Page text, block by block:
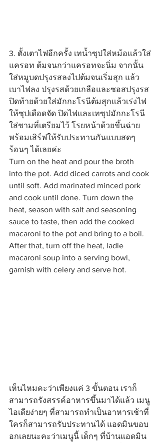
3. ตั้งเตาไฟอีกครั้ง เทน้ำซุปใส่หม้อแล้วใส่
แครอท ต้มจนกว่าแครอทจะนิ่ม จากนั้น
ใส่หมูบดปรุงรสลงไปต้มจนเริ่มสุก แล้ว
เบาไฟลง ปรุงรสด้วยเกลือและซอสปรุงรส
ปิดท้ายด้วยใส่มักกะโรนีต้มสุกแล้วเร่งไฟ
ให้ซุปเดือดจัด ปิดไฟและเทซุปมักกะโรนี
ใส่ชามที่เตรียมไว้ โรยหน้าด้วยขึ้นฉ่าย
พร้อมเสิร์ฟให้รับประทานกันแบบสดๆ
ร้อนๆ ได้เลยค่ะ
Turn on the heat and pour the broth
into the pot. Add diced carrots and cook
until soft. Add marinated minced pork
and cook until done. Turn down the
heat, season with salt and seasoning
sauce to taste, then add the cooked
macaroni to the pot and bring to a boil.
After that, turn off the heat, ladle
macaroni soup into a serving bowl,
garnish with celery and serve hot.
เห็นไหมคะว่าเพียงแค่ 3 ขั้นตอน เราก็
สามารถรังสรรค์อาหารขึ้นมาได้แล้ว เมนู
ไอเดียง่ายๆ ที่สามารถทำเป็นอาหารเช้าที่
ใครก็สามารถรับประทานได้ แอดมินขอบ
อกเลยนะคะว่าเมนูนี้ เด็กๆ ที่บ้านแอดมิน